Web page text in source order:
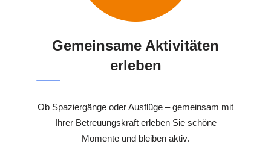
Gemeinsame Aktivitäten
erleben
Ob Spaziergänge oder Ausflüge – gemeinsam mit
Ihrer Betreuungskraft erleben Sie schöne
Momente und bleiben aktiv.